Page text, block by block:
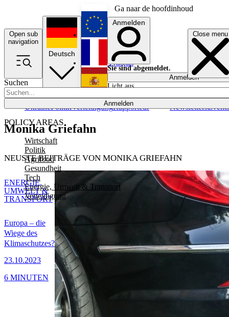
Ga naar de hoofdinhoud
Open sub
navigation
Close menu
Suchen
Anmelden
POLICY AREAS
Wirtschaft
Politik
Agrifood
Gesundheit
Tech
Energie, Umwelt & Transport
Verteidigung
UkrainePolitikVerteidigungRapporteur NewslettersEvents
Deutsch
English
Français
Anmelden
Sie sind abgemeldet.
Anmelden
Licht aus
Monika Griefahn
NEUSTE BEITRÄGE VON MONIKA GRIEFAHN
Europa – die
Wiege des
Klimaschutzes?
23.10.2023
ENERGIE,
UMWELT &
TRANSPORT
6 MINUTEN